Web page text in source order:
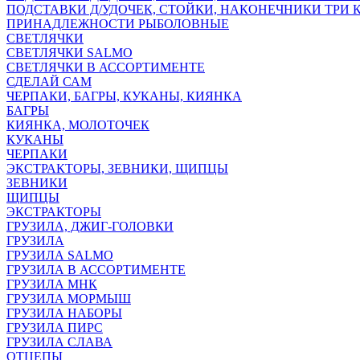
ПОДСТАВКИ Д/УДОЧЕК, СТОЙКИ, НАКОНЕЧНИКИ ТРИ
ПРИНАДЛЕЖНОСТИ РЫБОЛОВНЫЕ
СВЕТЛЯЧКИ
СВЕТЛЯЧКИ SALMO
СВЕТЛЯЧКИ В АССОРТИМЕНТЕ
СДЕЛАЙ САМ
ЧЕРПАКИ, БАГРЫ, КУКАНЫ, КИЯНКА
БАГРЫ
КИЯНКА, МОЛОТОЧЕК
КУКАНЫ
ЧЕРПАКИ
ЭКСТРАКТОРЫ, ЗЕВНИКИ, ЩИПЦЫ
ЗЕВНИКИ
ЩИПЦЫ
ЭКСТРАКТОРЫ
ГРУЗИЛА, ДЖИГ-ГОЛОВКИ
ГРУЗИЛА
ГРУЗИЛА SALMO
ГРУЗИЛА В АССОРТИМЕНТЕ
ГРУЗИЛА МНК
ГРУЗИЛА МОРМЫШ
ГРУЗИЛА НАБОРЫ
ГРУЗИЛА ПИРС
ГРУЗИЛА СЛАВА
ОТЦЕПЫ